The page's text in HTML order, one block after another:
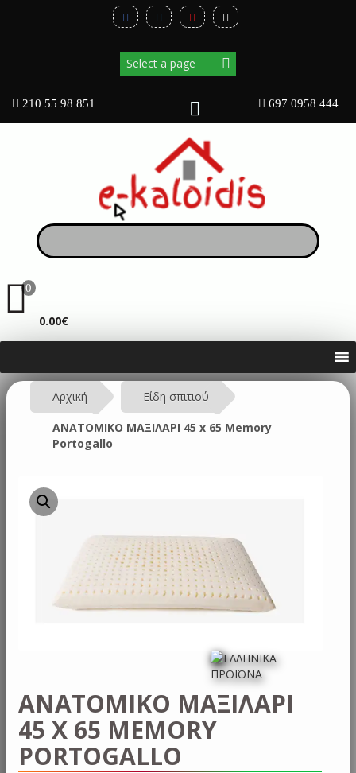
210 55 98 851 697 0958 444
0ΚΑΛΆΘΙ
0.00€
Αρχική Είδη σπιτιού
ΑΝΑΤΟΜΙΚΟ ΜΑΞΙΛΑΡΙ 45 x 65 Memory
Portogallo
ΑΝΑΤΟΜΙΚΟ ΜΑΞΙΛΑΡΙ
45 X 65 MEMORY
PORTOGALLO